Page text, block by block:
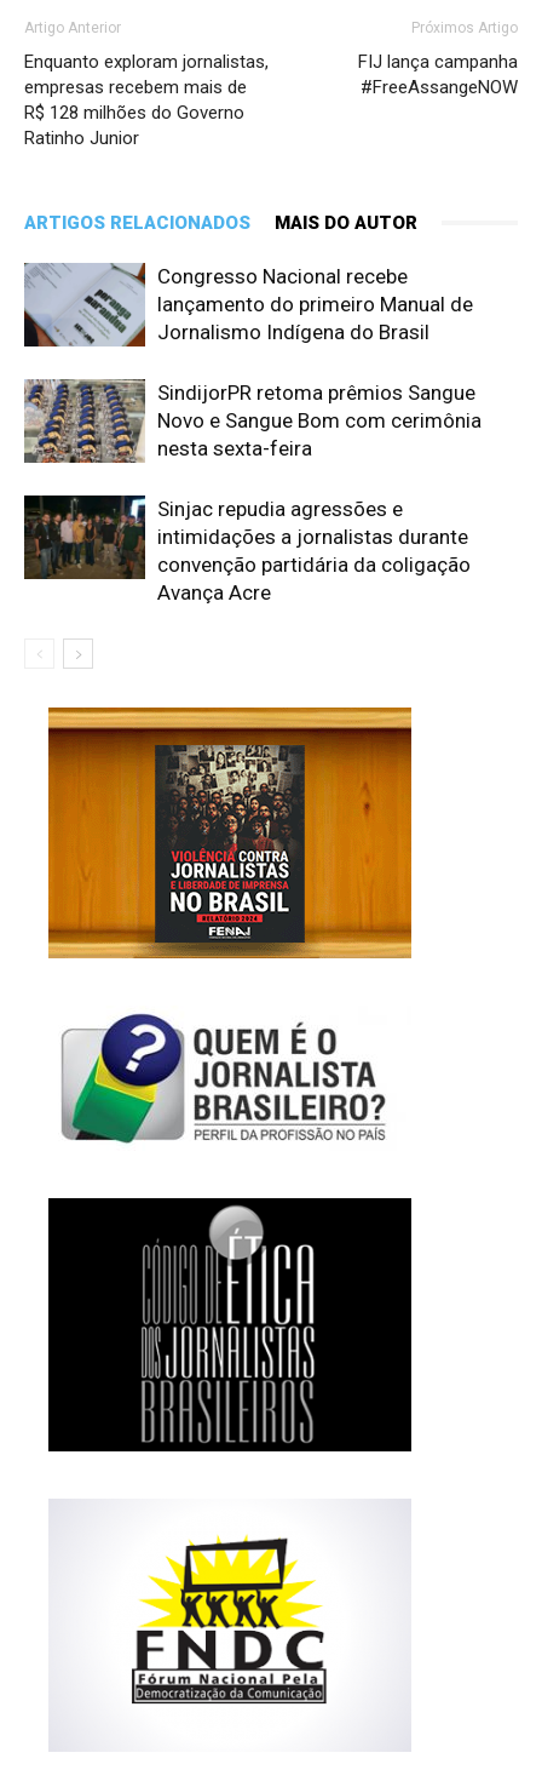
Artigo Anterior
Enquanto exploram jornalistas,
empresas recebem mais de
R$ 128 milhões do Governo
Ratinho Junior
Próximos Artigo
FIJ lança campanha
#FreeAssangeNOW
ARTIGOS RELACIONADOS MAIS DO AUTOR
Congresso Nacional recebe
lançamento do primeiro Manual de
Jornalismo Indígena do Brasil
SindijorPR retoma prêmios Sangue
Novo e Sangue Bom com cerimônia
nesta sexta-feira
Sinjac repudia agressões e
intimidações a jornalistas durante
convenção partidária da coligação
Avança Acre